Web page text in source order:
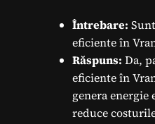
Întrebare:
eficiente în
Răspuns: Da,
eficiente în
genera
reduce